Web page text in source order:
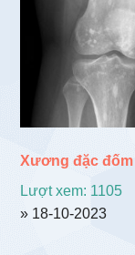
Xương đặc đốm
Lượt xem: 1105
» 18-10-2023